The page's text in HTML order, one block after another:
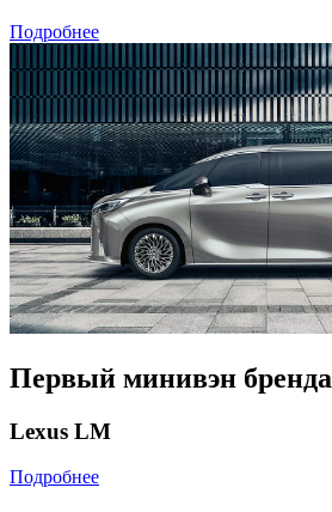
Подробнее
Первый минивэн бренда
Lexus LM
Подробнее